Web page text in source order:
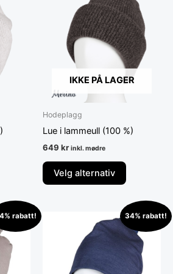
IKKE PÅ LAGER
Hodeplagg
Lue i lammeull (100 %)
649 kr inkl. mødre
Velg alternativ
produktet
har
flere
varianter.
kan
rabatt!
flere
34% rabatt!
Opprinnelig
var:
449 kr.
Nåværende
pris
er:
295 kr.
Dette
produktet
har
flere